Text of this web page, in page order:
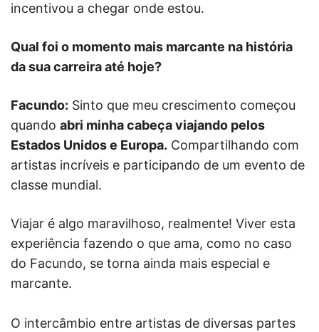
incentivou a chegar onde estou.
Qual foi o momento mais marcante na história
da sua carreira até hoje?
Facundo: Sinto que meu crescimento começou
quando abri minha cabeça viajando pelos
Estados Unidos e Europa. Compartilhando com
artistas incríveis e participando de um evento de
classe mundial.
Viajar é algo maravilhoso, realmente! Viver esta
experiência fazendo o que ama, como no caso
do Facundo, se torna ainda mais especial e
marcante.
O intercâmbio entre artistas de diversas partes